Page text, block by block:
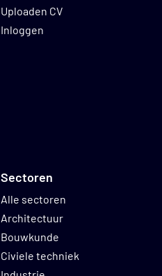
Uploaden CV
Inloggen
Sectoren
Alle sectoren
Architectuur
Bouwkunde
Civiele techniek